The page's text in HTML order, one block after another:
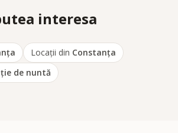
interesa
Locații din Constanța
de nuntă